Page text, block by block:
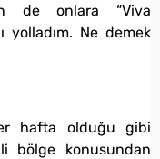
de onlara “Viva
yolladım. Ne demek
hafta olduğu gibi
bölge konusundan